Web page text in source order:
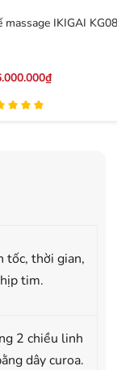
massage IKIGAI
tốc, thời gian,
tim.
2 chiều linh
dây curoa.